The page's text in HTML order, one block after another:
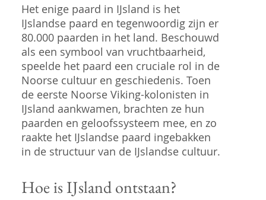
Het enige paard in IJsland is het
IJslandse paard en tegenwoordig zijn er
80.000 paarden in het land. Beschouwd
als een symbool van vruchtbaarheid,
speelde het paard een cruciale rol in de
Noorse cultuur en geschiedenis. Toen
de eerste Noorse Viking-kolonisten in
IJsland aankwamen, brachten ze hun
paarden en geloofssysteem mee, en zo
raakte het IJslandse paard ingebakken
in de structuur van de IJslandse cultuur.
Hoe is IJsland ontstaan?